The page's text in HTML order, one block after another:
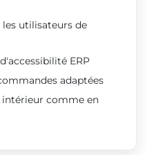
utilisateurs de
ERP
adaptées
comme en